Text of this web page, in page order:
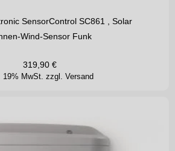
SensorControl SC861 , Solar
Wind-Sensor Funk
19% MwSt. zzgl. Versand
319,90 €